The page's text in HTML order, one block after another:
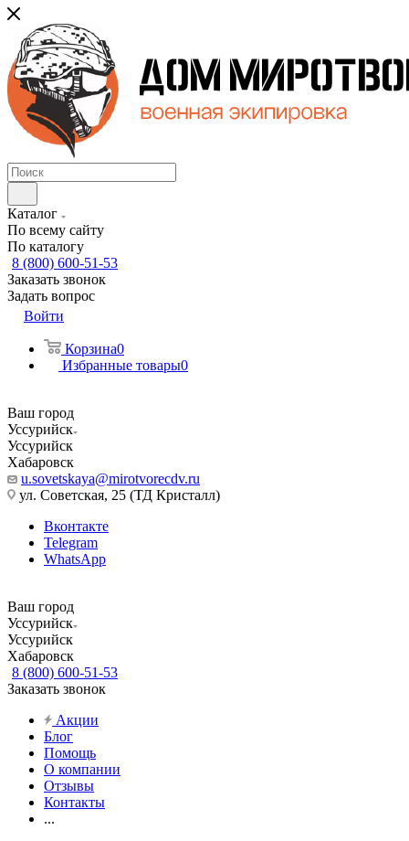
Каталог
По всему сайту
По каталогу
8 (800) 600-51-53
Заказать звонок
Задать вопрос
Войти
Корзина0
Избранные товары0
Ваш город
Уссурийск
Уссурийск
Хабаровск
u.sovetskaya@mirotvorecdv.ru
ул. Советская, 25 (ТД Кристалл)
Вконтакте
Telegram
WhatsApp
Ваш город
Уссурийск
Уссурийск
Хабаровск
8 (800) 600-51-53
Заказать звонок
Акции
Блог
Помощь
О компании
Отзывы
Контакты
...